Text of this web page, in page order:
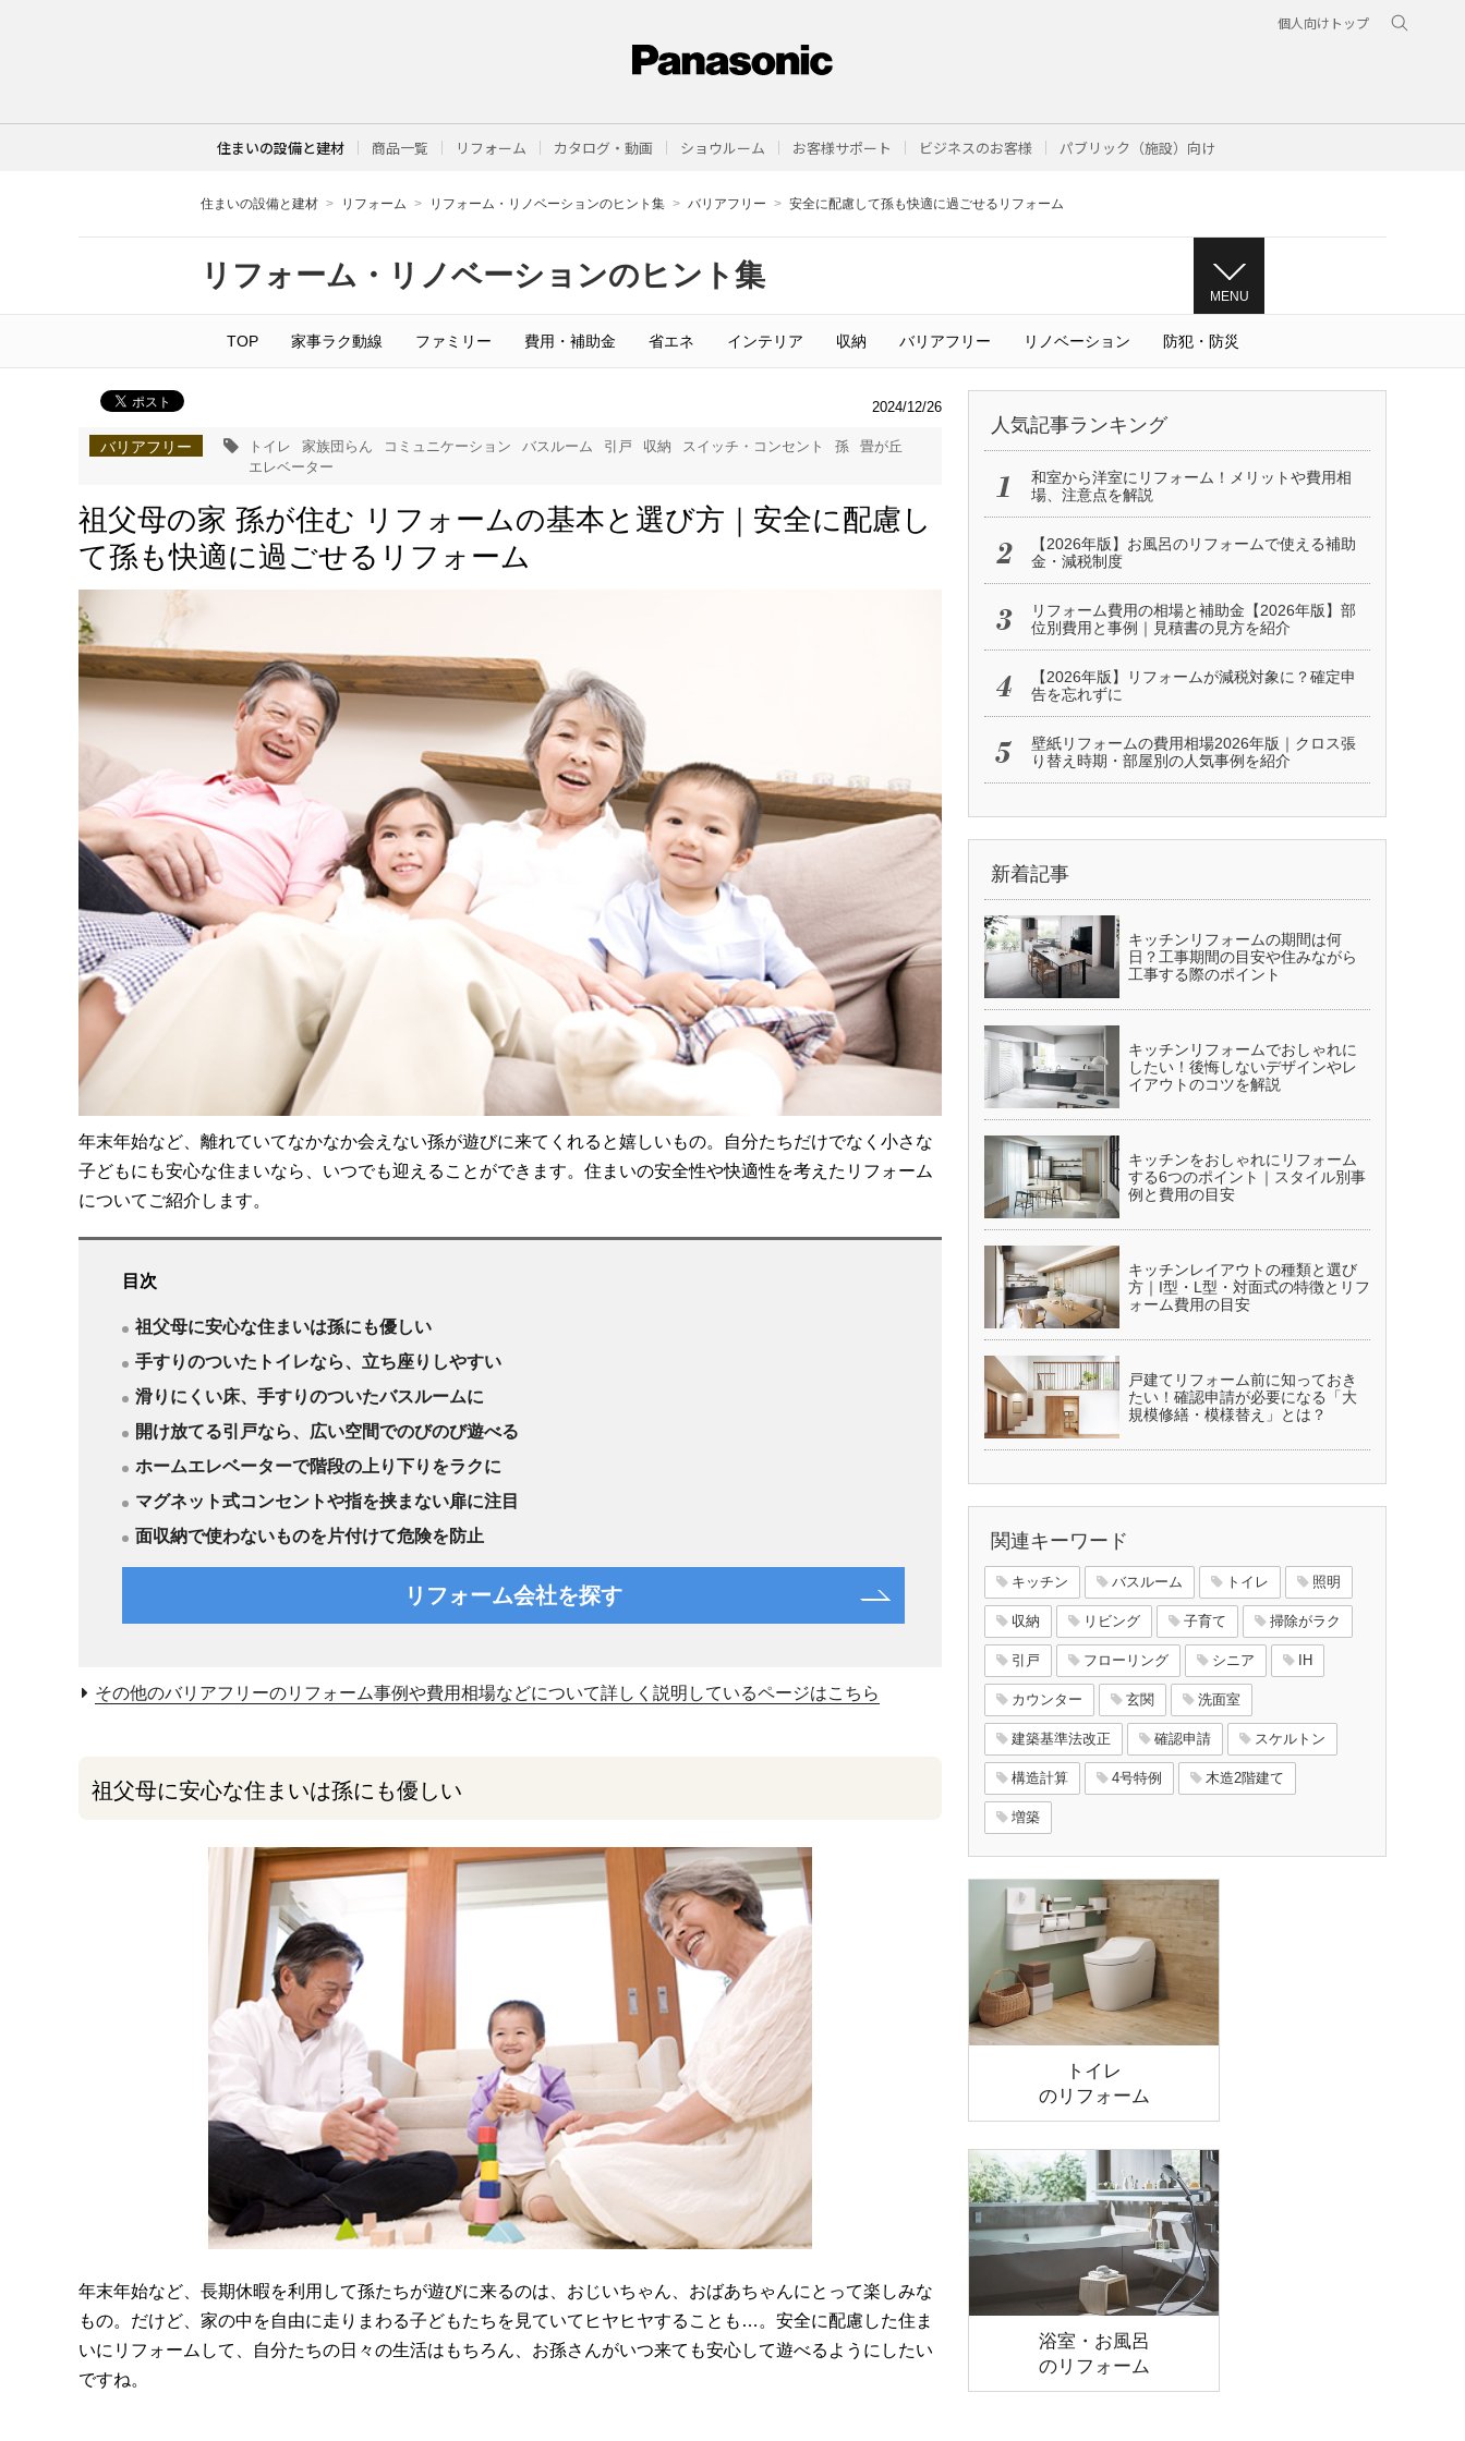
個人向けトップ
住まいの設備と建材 商品一覧 リフォーム カタログ・動画 ショウルーム お客様サポート ビジネスのお客様 パブリック（施設）向け
住まいの設備と建材 リフォーム リフォーム・リノベーションのヒント集 バリアフリー 安全に配慮して孫も快適に過ごせるリフォーム
リフォーム・リノベーションのヒント集
MENU
TOP 家事ラク動線 ファミリー 費用・補助金 省エネ インテリア 収納 バリアフリー リノベーション 防犯・防災
2024/12/26
バリアフリー トイレ 家族団らん コミュニケーション バスルーム 引戸 収納 スイッチ・コンセント 孫
畳が丘
エレベーター
祖父母の家 孫が住む リフォームの基本と選び方｜安全に配慮し
て孫も快適に過ごせるリフォーム
年末年始など、離れていてなかなか会えない孫が遊びに来てくれると嬉しいもの。自分たちだけでなく小さな
子どもにも安心な住まいなら、いつでも迎えることができます。住まいの安全性や快適性を考えたリフォーム
についてご紹介します。
目次
祖父母に安心な住まいは孫にも優しい
手すりのついたトイレなら、立ち座りしやすい
滑りにくい床、手すりのついたバスルームに
開け放てる引戸なら、広い空間でのびのび遊べる
ホームエレベーターで階段の上り下りをラクに
マグネット式コンセントや指を挟まない扉に注目
面収納で使わないものを片付けて危険を防止
リフォーム会社を探す
その他のバリアフリーのリフォーム事例や費用相場などについて詳しく説明しているページはこちら
祖父母に安心な住まいは孫にも優しい
年末年始など、長期休暇を利用して孫たちが遊びに来るのは、おじいちゃん、おばあちゃんにとって楽しみな
もの。だけど、家の中を自由に走りまわる子どもたちを見ていてヒヤヒヤすることも…。安全に配慮した住ま
いにリフォームして、自分たちの日々の生活はもちろん、お孫さんがいつ来ても安心して遊べるようにしたい
ですね。
人気記事ランキング
和室から洋室にリフォーム！メリットや費用相
場、注意点を解説
【2026年版】お風呂のリフォームで使える補助
金・減税制度
リフォーム費用の相場と補助金【2026年版】部
位別費用と事例｜見積書の見方を紹介
【2026年版】リフォームが減税対象に？確定申
告を忘れずに
壁紙リフォームの費用相場2026年版｜クロス張
り替え時期・部屋別の人気事例を紹介
新着記事
キッチンリフォームの期間は何
日？工事期間の目安や住みながら
工事する際のポイント
キッチンリフォームでおしゃれに
したい！後悔しないデザインやレ
イアウトのコツを解説
キッチンをおしゃれにリフォーム
する6つのポイント｜スタイル別事
例と費用の目安
キッチンレイアウトの種類と選び
方｜I型・L型・対面式の特徴とリフ
ォーム費用の目安
戸建てリフォーム前に知っておき
たい！確認申請が必要になる「大
規模修繕・模様替え」とは？
関連キーワード
キッチン バスルーム トイレ 照明
収納 リビング 子育て 掃除がラク
引戸 フローリング シニア IH
カウンター 玄関 洗面室
建築基準法改正 確認申請 スケルトン
構造計算 4号特例 木造2階建て
増築
トイレ
のリフォーム
浴室・お風呂
のリフォーム